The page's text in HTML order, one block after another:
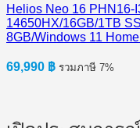
Helios Neo 16 PHN16-
14650HX/16GB/1TB
8GB/Windows 11
69,990 ฿ รวมภาษี 7%